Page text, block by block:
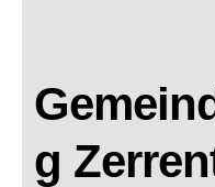
g